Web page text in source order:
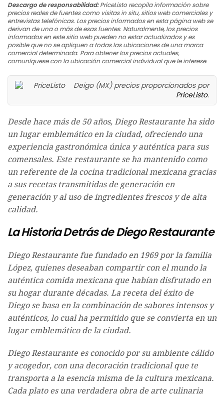
Descargo de responsabilidad:PriceListo recopila información sobre
precios reales de fuentes como visitas in situ, sitios web comerciales y
entrevistas telefónicas. Los precios informados en esta página web se
derivan de una o más de esas fuentes. Naturalmente, los precios
informados en este sitio web pueden no estar actualizados y es
posible que no se apliquen a todas las ubicaciones de una marca
comercial determinada. Para obtener los precios actuales,
comuníquese con la ubicación comercial individual que le interese.
Deigo (MX) precios proporcionados por
PriceListo.
Desde hace más de 50 años, Diego Restaurante ha sido
un lugar emblemático en la ciudad, ofreciendo una
experiencia gastronómica única y auténtica para sus
comensales. Este restaurante se ha mantenido como
un referente de la cocina tradicional mexicana gracias
a sus recetas transmitidas de generación en
generación y al uso de ingredientes frescos y de alta
calidad.
La Historia Detrás de Diego Restaurante
Diego Restaurante fue fundado en 1969 por la familia
López, quienes deseaban compartir con el mundo la
auténtica comida mexicana que habían disfrutado en
su hogar durante décadas. La receta del éxito de
Diego se basa en la combinación de sabores intensos y
auténticos, lo cual ha permitido que se convierta en un
lugar emblemático de la ciudad.
Diego Restaurante es conocido por su ambiente cálido
y acogedor, con una decoración tradicional que te
transporta a la esencia misma de la cultura mexicana.
Cada plato es una verdadera obra de arte culinaria